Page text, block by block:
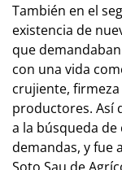
También en el
existencia de
que
con una vida
crujiente,
productores. Así
a la búsqueda
demandas, y fue